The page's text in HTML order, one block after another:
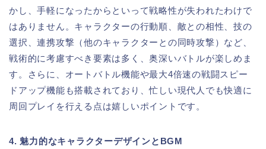
かし、手軽になったからといって戦略性が失われたわけで
はありません。キャラクターの行動順、敵との相性、技の
選択、連携攻撃（他のキャラクターとの同時攻撃）など、
戦術的に考慮すべき要素は多く、奥深いバトルが楽しめま
す。さらに、オートバトル機能や最大4倍速の戦闘スピー
ドアップ機能も搭載されており、忙しい現代人でも快適に
周回プレイを行える点は嬉しいポイントです。
4. 魅力的なキャラクターデザインとBGM